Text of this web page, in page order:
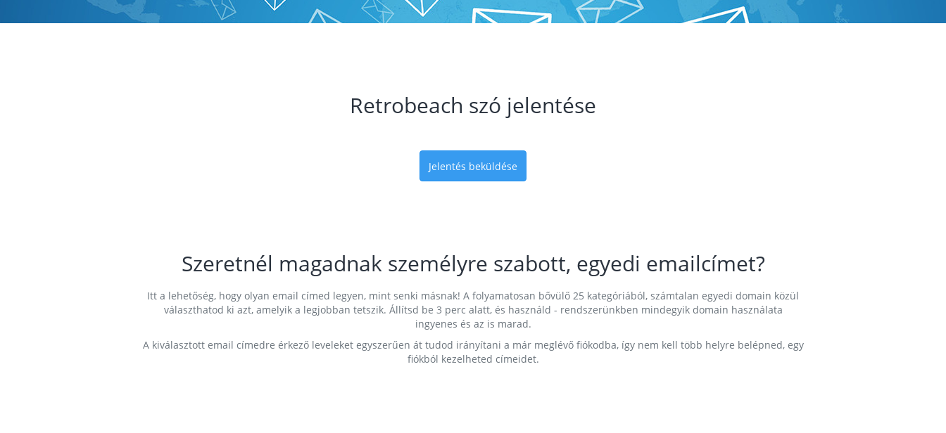
Retrobeach szó jelentése
Jelentés beküldése
Szeretnél magadnak személyre szabott, egyedi emailcímet?
Itt a lehetőség, hogy olyan email címed legyen, mint senki másnak! A folyamatosan bővülő 25 kategóriából, számtalan egyedi domain közül
választhatod ki azt, amelyik a legjobban tetszik. Állítsd be 3 perc alatt, és használd - rendszerünkben mindegyik domain használata
ingyenes és az is marad.
A kiválasztott email címedre érkező leveleket egyszerűen át tudod irányítani a már meglévő fiókodba, így nem kell több helyre belépned, egy
fiókból kezelheted címeidet.